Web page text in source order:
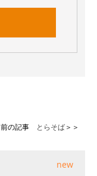
前の記事 とらそば＞＞
new